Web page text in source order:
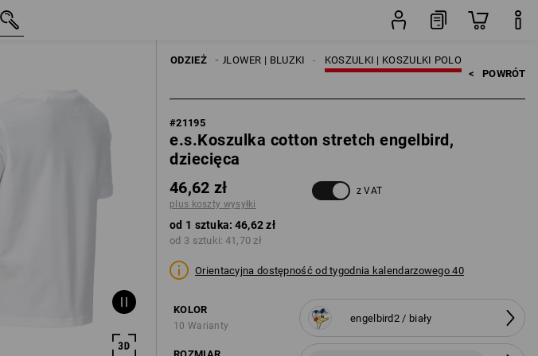
ODZIEŻ KOSZULKI | KOSZULKI POLO
KOSZULKI | PULOWER | BLUZKI
< POWRÓT
#21195
e.s.Koszulka cotton stretch engelbird,
dziecięca
46,62 zł
plus koszty wysyłki
z VAT
od 1 sztuka: 46,62 zł
od 3 sztuki: 41,70 zł
Orientacyjna dostępność od tygodnia kalendarzowego 40
KOLOR
10 Warianty
engelbird2 / biały